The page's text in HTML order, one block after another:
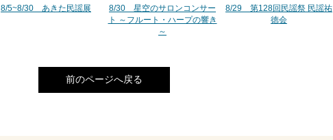
8/5~8/30 あきた民謡展
8/30 星空のサロンコンサー
ト ～フルート・ハープの響き
～
8/29 第128回民謡祭 民謡祐
徳会
前のページへ戻る